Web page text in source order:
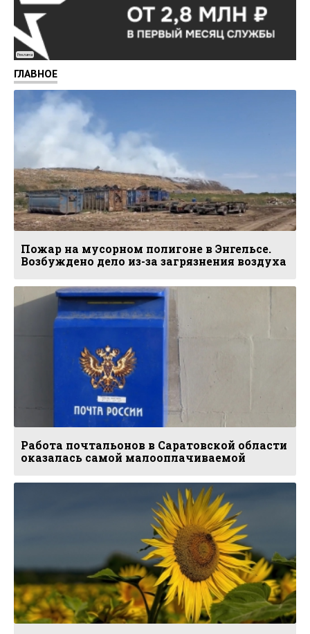
Реклама
ГЛАВНОЕ
Пожар на мусорном полигоне в Энгельсе.
Возбуждено дело из-за загрязнения воздуха
Работа почтальонов в Саратовской области
оказалась самой малооплачиваемой